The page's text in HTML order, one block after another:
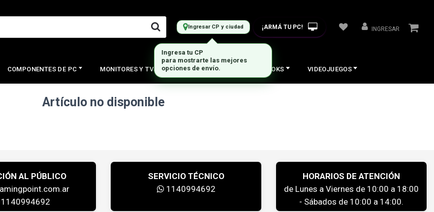
Ingresar CP y ciudad ¡ARMÁ TU PC! INGRESAR
COMPONENTES DE PC MONITORES Y TVS PERIFERICOS NOTEBOOKS VIDEOJUEGOS
Artículo no disponible
AL PÚBLICO
SERVICIO TÉCNICO
1140994692
HORARIOS DE ATENCIÓN
de Lunes a Viernes de 10:00 a 18:00
- Sábados de 10:00 a 14:00.
Ingresa tu CP
para mostrarte las mejores
opciones de envío.